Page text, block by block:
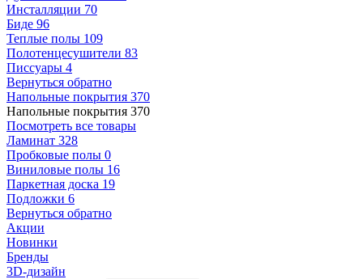
Инсталляции 70
Биде 96
Теплые полы 109
Полотенцесушители 83
Писсуары 4
Вернуться обратно
Напольные покрытия 370
Напольные покрытия 370
Посмотреть все товары
Ламинат 328
Пробковые полы 0
Виниловые полы 16
Паркетная доска 19
Подложки 6
Вернуться обратно
Акции
Новинки
Бренды
3D-дизайн